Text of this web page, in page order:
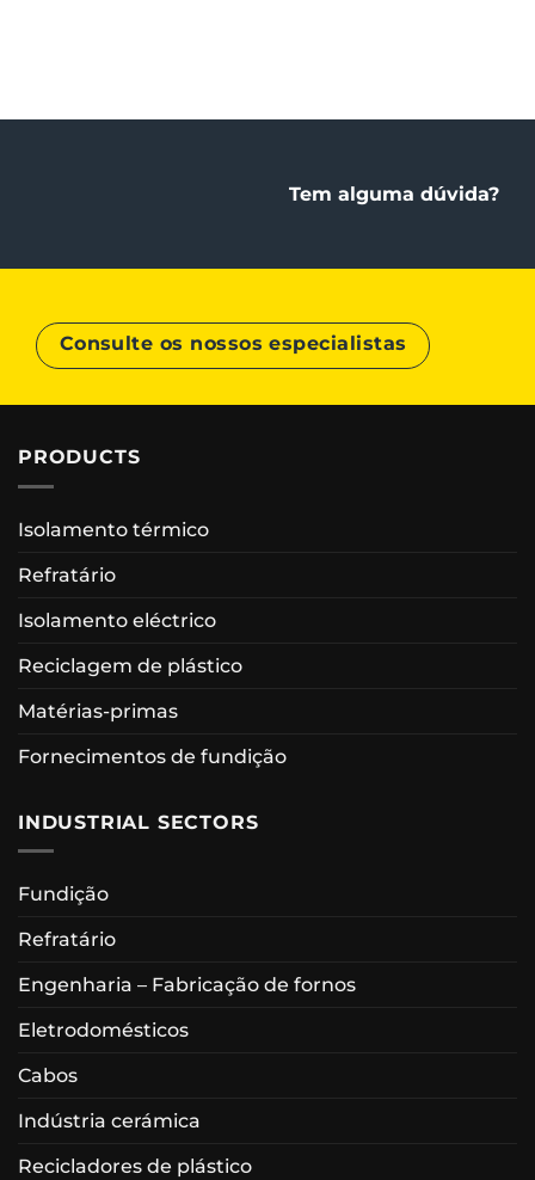
Tem alguma dúvida?
Consulte os nossos especialistas
PRODUCTS
Isolamento térmico
Refratário
Isolamento eléctrico
Reciclagem de plástico
Matérias-primas
Fornecimentos de fundição
INDUSTRIAL SECTORS
Fundição
Refratário
Engenharia – Fabricação de fornos
Eletrodomésticos
Cabos
Indústria cerámica
Recicladores de plástico